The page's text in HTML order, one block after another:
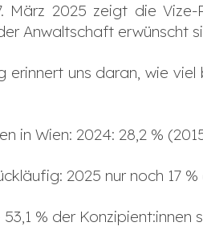
März 2025 zeigt die Vize-
Anwaltschaft erwünscht
uns daran, wie
in Wien: 2024: 28,2 %
2025 nur noch 17 %
% der Konzipient:innen